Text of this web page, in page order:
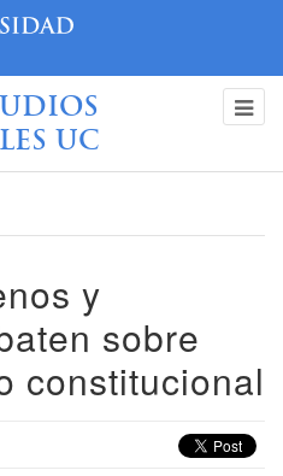
UC
y
sobre
constitucional